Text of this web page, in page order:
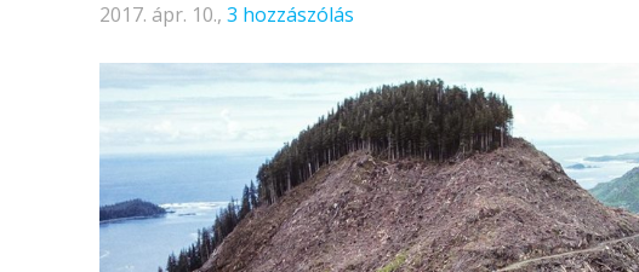
2017. ápr. 10., 3 hozzászólás